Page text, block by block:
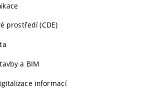
prostředí (CDE)
a BIM
informací